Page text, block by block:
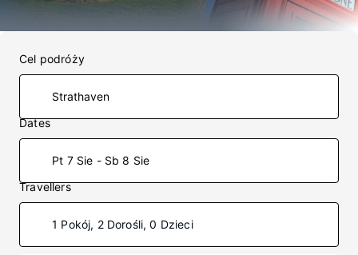
Cel podróży
Dates
Pt 7 Sie - Sb 8 Sie
Travellers
1 Pokój, 2 Dorośli, 0 Dzieci